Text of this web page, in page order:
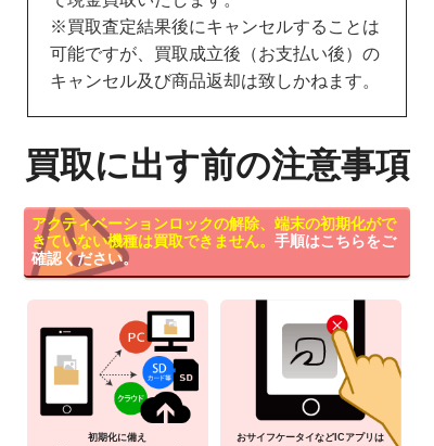
※買取査定結果後にキャンセルすることは
可能ですが、買取成立後（お支払い後）の
キャンセル及び商品返却は致しかねます。
買取に出す前の注意事項
アクティベーションロックの解除、端末の初期化がで
きていない機種は買取できません。 手順はこちらをご
確認ください。
初期化に備え
おサイフケータイなどICアプリは